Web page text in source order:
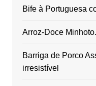
Bife à Portuguesa
Arroz-Doce
Barriga de Porco
irresistível